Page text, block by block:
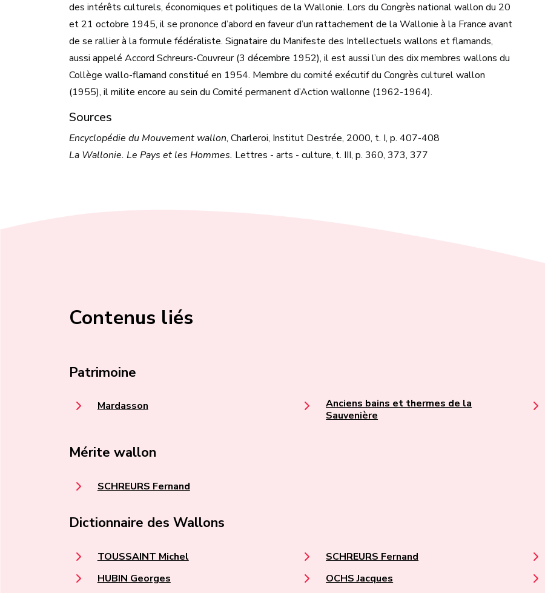
des intérêts culturels, économiques et politiques de la Wallonie. Lors du Congrès national wallon du 20
et 21 octobre 1945, il se prononce d’abord en faveur d’un rattachement de la Wallonie à la France avant
de se rallier à la formule fédéraliste. Signataire du Manifeste des Intellectuels wallons et flamands,
aussi appelé Accord Schreurs-Couvreur (3 décembre 1952), il est aussi l’un des dix membres wallons du
Collège wallo-flamand constitué en 1954. Membre du comité exécutif du Congrès culturel wallon
(1955), il milite encore au sein du Comité permanent d’Action wallonne (1962-1964).
Sources
Encyclopédie du Mouvement wallon, Charleroi, Institut Destrée, 2000, t. I, p. 407-408
La Wallonie. Le Pays et les Hommes. Lettres - arts - culture, t. III, p. 360, 373, 377
Contenus liés
Patrimoine
Mardasson
Anciens bains et thermes de la
Sauvenière
Mérite wallon
SCHREURS Fernand
Dictionnaire des Wallons
TOUSSAINT Michel
HUBIN Georges
SCHREURS Fernand
OCHS Jacques